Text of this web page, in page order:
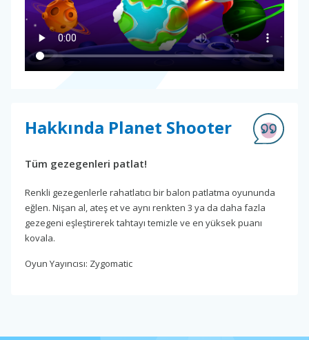
Hakkında Planet Shooter
Tüm gezegenleri patlat!
Renkli gezegenlerle rahatlatıcı bir balon patlatma oyununda
eğlen. Nişan al, ateş et ve aynı renkten 3 ya da daha fazla
gezegeni eşleştirerek tahtayı temizle ve en yüksek puanı
kovala.
Oyun Yayıncısı: Zygomatic